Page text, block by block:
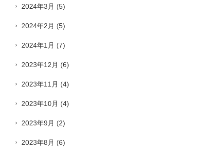
2024年3月 (5)
2024年2月 (5)
2024年1月 (7)
2023年12月 (6)
2023年11月 (4)
2023年10月 (4)
2023年9月 (2)
2023年8月 (6)